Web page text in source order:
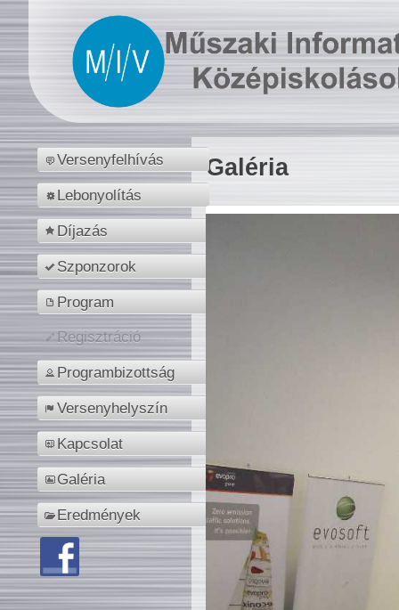
Versenyfelhívás
Lebonyolítás
Díjazás
Szponzorok
Program
Regisztráció
Programbizottság
Versenyhelyszín
Kapcsolat
Galéria
Eredmények
Galéria